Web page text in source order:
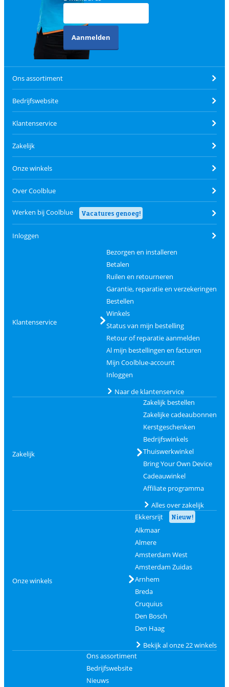
Aanmelden
Ons assortiment
Bedrijfswebsite
Klantenservice
Zakelijk
Onze winkels
Over Coolblue
Werken bij Coolblue Vacatures genoeg!
Inloggen
Klantenservice
Bezorgen en installeren
Betalen
Ruilen en retourneren
Garantie, reparatie en verzekeringen
Bestellen
Winkels
Status van mijn bestelling
Retour of reparatie aanmelden
Al mijn bestellingen en facturen
Mijn Coolblue-account
Inloggen
Naar de klantenservice
Zakelijk
Zakelijk bestellen
Zakelijke cadeaubonnen
Kerstgeschenken
Bedrijfswinkels
Thuiswerkwinkel
Bring Your Own Device
Cadeauwinkel
Affiliate programma
Alles over zakelijk
Onze winkels
Ekkersrijt Nieuw!
Alkmaar
Almere
Amsterdam West
Amsterdam Zuidas
Arnhem
Breda
Cruquius
Den Bosch
Den Haag
Bekijk al onze 22 winkels
Ons assortiment
Bedrijfswebsite
Nieuws